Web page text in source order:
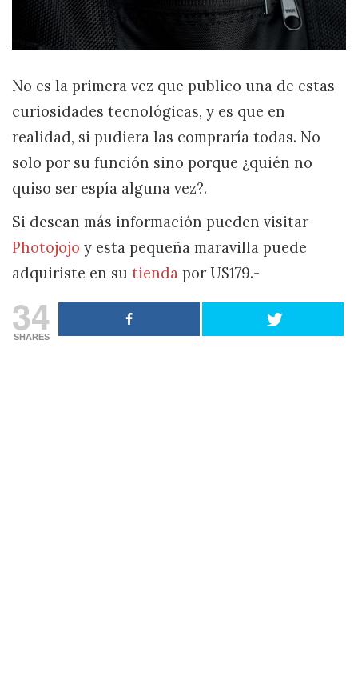
No es la primera vez que publico una de estas
curiosidades tecnológicas, y es que en
realidad, si pudiera las compraría todas. No
solo por su función sino porque ¿quién no
quiso ser espía alguna vez?.
Si desean más información pueden visitar
Photojojo y esta pequeña maravilla puede
adquiriste en su tienda por U$179.-
34
SHARES